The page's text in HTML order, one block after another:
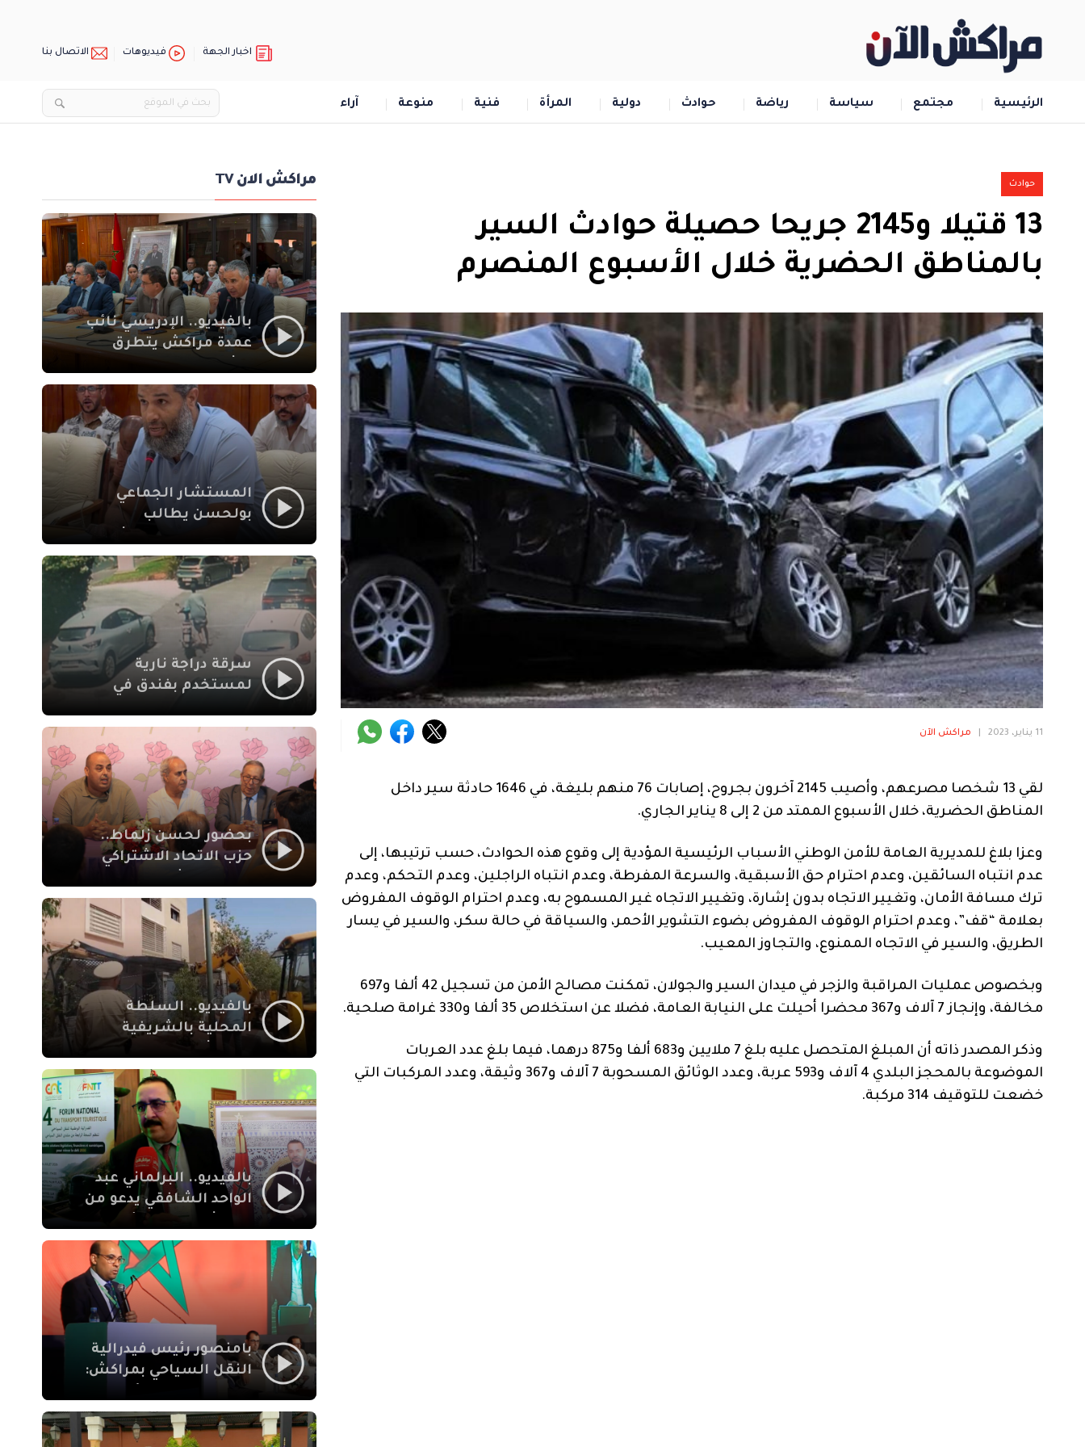
اخبار الجهة فيديوهات الاتصال بنا
الرئيسية مجتمع سياسة رياضة حوادث دولية المرأة فنية منوعة آراء
حوادث
13 قتيلا و2145 جريحا حصيلة حوادث السير
بالمناطق الحضرية خلال الأسبوع المنصرم
11 يناير، 2023 مراكش الآن
لقي 13 شخصا مصرعهم، وأصيب 2145 آخرون بجروح، إصابات 76 منهم بليغة، في 1646 حادثة سير داخل
المناطق الحضرية، خلال الأسبوع الممتد من 2 إلى 8 يناير الجاري.
وعزا بلاغ للمديرية العامة للأمن الوطني الأسباب الرئيسية المؤدية إلى وقوع هذه الحوادث، حسب ترتيبها، إلى
عدم انتباه السائقين، وعدم احترام حق الأسبقية، والسرعة المفرطة، وعدم انتباه الراجلين، وعدم التحكم، وعدم
ترك مسافة الأمان، وتغيير الاتجاه بدون إشارة، وتغيير الاتجاه غير المسموح به، وعدم احترام الوقوف المفروض
بعلامة “قف”، وعدم احترام الوقوف المفروض بضوء التشوير الأحمر، والسياقة في حالة سكر، والسير في يسار
الطريق، والسير في الاتجاه الممنوع، والتجاوز المعيب.
وبخصوص عمليات المراقبة والزجر في ميدان السير والجولان، تمكنت مصالح الأمن من تسجيل 42 ألفا و697
مخالفة، وإنجاز 7 آلاف و367 محضرا أحيلت على النيابة العامة، فضلا عن استخلاص 35 ألفا و330 غرامة صلحية.
وذكر المصدر ذاته أن المبلغ المتحصل عليه بلغ 7 ملايين و683 ألفا و875 درهما، فيما بلغ عدد العربات
الموضوعة بالمحجز البلدي 4 آلاف و593 عربة، وعدد الوثائق المسحوبة 7 آلاف و367 وثيقة، وعدد المركبات التي
خضعت للتوقيف 314 مركبة.
مراكش الان TV
بالفيديو.. الإدريسي نائب
عمدة مراكش يتطرق
الاجتماعي في نقل
المحطة الطرقية إلى
العزوزية
المستشار الجماعي
بولحسن يطالب
أشغال شارع علال
الفاسي بمراكش
سرقة دراجة نارية
لمستخدم بفندق في
بمراكش
بحضور لحسن زلماط..
حزب الاتحاد الاشتراكي
مقراً بمقاطعة سيدي
يوسف بن علي مراكش
بالفيديو.. السلطة
المحلية بالشريفية
بنايات غير قانونية بإقامة
الإيمان
بالفيديو.. البرلماني عبد
الواحد الشافقي يدعو من
النقل السياحي لمواكبة
بامنصور رئيس فيدرالية
النقل السياحي بمراكش:
والاصلاح التشريعي
ركيزتان أساسيتان لكسب